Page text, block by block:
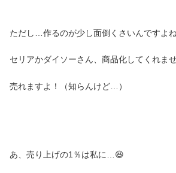
ただし…作るのが少し面倒くさいんですよね
セリアかダイソーさん、商品化してくれま
売れますよ！（知らんけど…）
あ、売り上げの1％は私に…😆